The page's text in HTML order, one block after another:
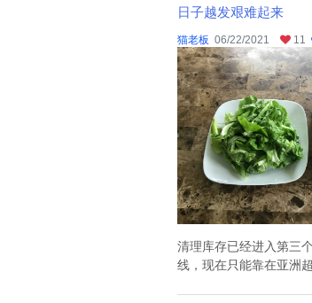
日子越发艰难起来
猫老板 06/22/2021 11
清理库存已经进入第三
线，现在只能靠在亚洲